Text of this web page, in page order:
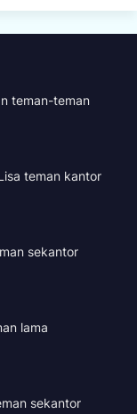
teman-teman
teman kantor
sekantor
lama
sekantor